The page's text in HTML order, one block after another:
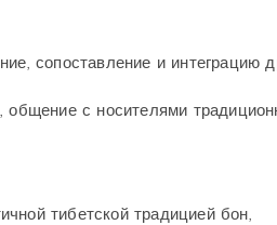
сопоставление и интеграцию
с носителями
тибетской традицией бон,